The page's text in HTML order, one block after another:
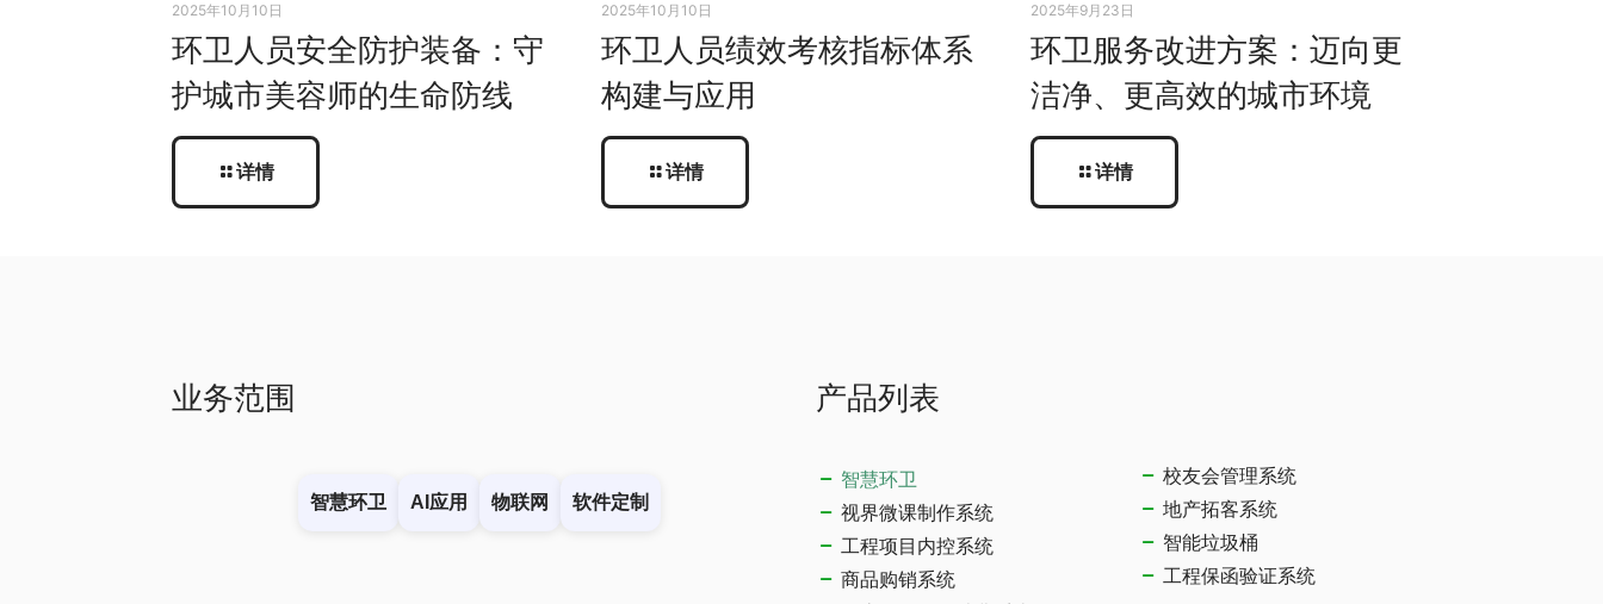
2025年10月10日
环卫人员安全防护装备：守
护城市美容师的生命防线
详情
2025年10月10日
环卫人员绩效考核指标体系
构建与应用
详情
2025年9月23日
环卫服务改进方案：迈向更
洁净、更高效的城市环境
详情
业务范围
智慧环卫 AI应用 物联网 软件定制
产品列表
智慧环卫
视界微课制作系统
工程项目内控系统
商品购销系统
校友会管理系统
地产拓客系统
智能垃圾桶
工程保函验证系统